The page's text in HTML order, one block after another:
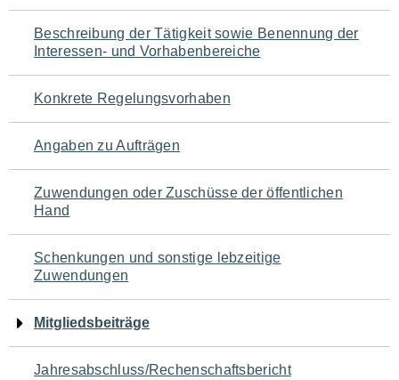
für
den
Seiteninhalt
Beschreibung der Tätigkeit sowie Benennung der
Interessen- und Vorhabenbereiche
Konkrete Regelungsvorhaben
Angaben zu Aufträgen
Zuwendungen oder Zuschüsse der öffentlichen
Hand
Schenkungen und sonstige lebzeitige
Zuwendungen
Mitgliedsbeiträge
Jahresabschluss/Rechenschaftsbericht